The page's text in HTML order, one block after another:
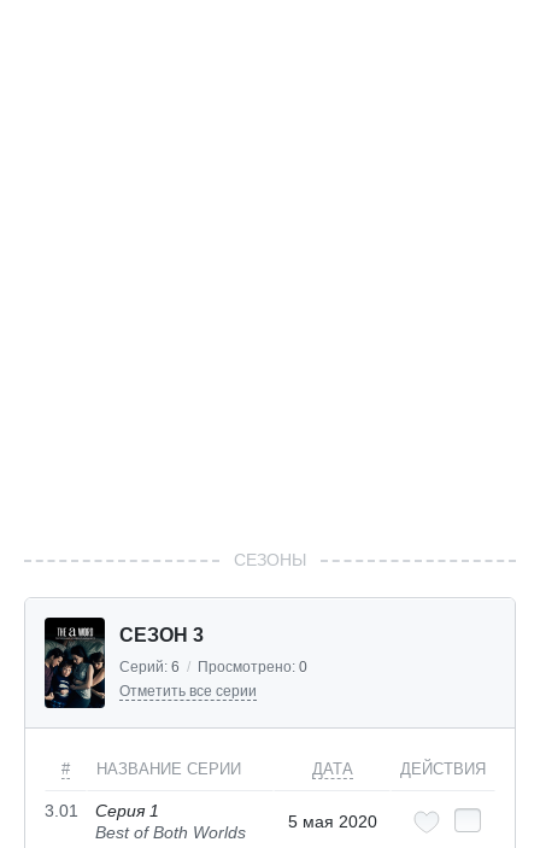
СЕЗОНЫ
СЕЗОН 3
Серий: 6 / Просмотрено: 0
Отметить все серии
# НАЗВАНИЕ СЕРИИ ДАТА ДЕЙСТВИЯ
3.01
Серия 1
Best of Both Worlds
5 мая 2020